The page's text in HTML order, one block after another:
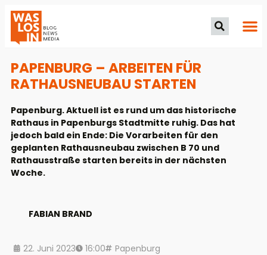
PAPENBURG – ARBEITEN FÜR
RATHAUSNEUBAU STARTEN
Papenburg. Aktuell ist es rund um das historische
Rathaus in Papenburgs Stadtmitte ruhig. Das hat
jedoch bald ein Ende: Die Vorarbeiten für den
geplanten Rathausneubau zwischen B 70 und
Rathausstraße starten bereits in der nächsten
Woche.
FABIAN BRAND
22. Juni 2023 16:00 Papenburg